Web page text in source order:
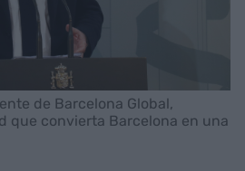
de Barcelona Global,
que convierta Barcelona en una